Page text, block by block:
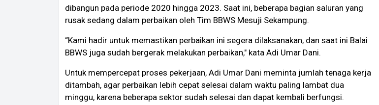
dibangun pada periode 2020 hingga 2023. Saat ini, beberapa bagian saluran yang
rusak sedang dalam perbaikan oleh Tim BBWS Mesuji Sekampung.
“Kami hadir untuk memastikan perbaikan ini segera dilaksanakan, dan saat ini Balai
BBWS juga sudah bergerak melakukan perbaikan," kata Adi Umar Dani.
Untuk mempercepat proses pekerjaan, Adi Umar Dani meminta jumlah tenaga kerja
ditambah, agar perbaikan lebih cepat selesai dalam waktu paling lambat dua
minggu, karena beberapa sektor sudah selesai dan dapat kembali berfungsi.